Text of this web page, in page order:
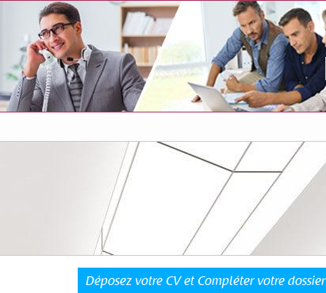
Déposez votre CV et Compléter votre dossier